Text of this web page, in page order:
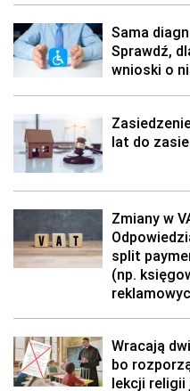
Sama
Sprawdź,
wnioski o
lat do
Zmiany w
split
(np.
Wracają
bo
lekcji religii